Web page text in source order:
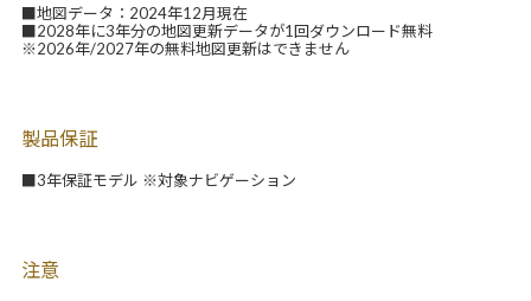
■地図データ：2024年12月現在
■2028年に3年分の地図更新データが1回ダウンロード無料
※2026年/2027年の無料地図更新はできません
製品保証
■3年保証モデル ※対象ナビゲーション
注意